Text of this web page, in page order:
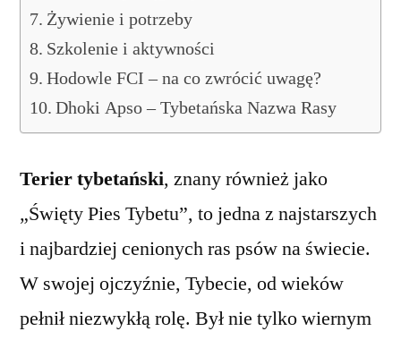
Żywienie i potrzeby
Szkolenie i aktywności
Hodowle FCI – na co zwrócić uwagę?
Dhoki Apso – Tybetańska Nazwa Rasy
Terier tybetański, znany również jako
„Święty Pies Tybetu”, to jedna z najstarszych
i najbardziej cenionych ras psów na świecie.
W swojej ojczyźnie, Tybecie, od wieków
pełnił niezwykłą rolę. Był nie tylko wiernym